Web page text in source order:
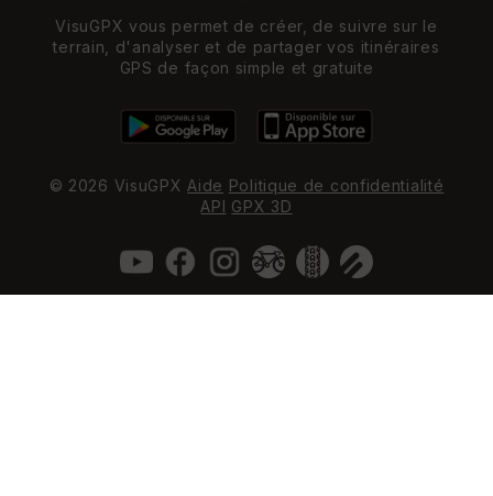
VisuGPX vous permet de créer, de suivre sur le
terrain, d'analyser et de partager vos itinéraires
GPS de façon simple et gratuite
© 2026 VisuGPX Aide Politique de confidentialité
API GPX 3D